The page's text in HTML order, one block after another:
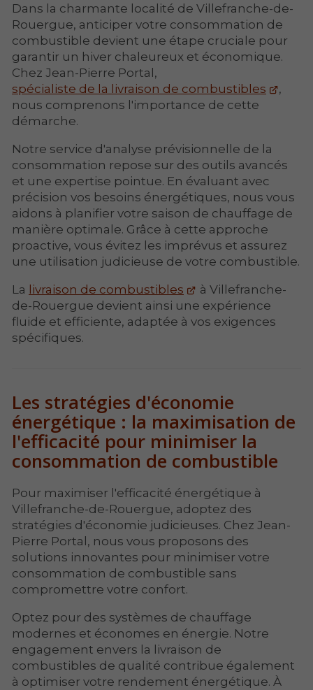
Dans la charmante localité de Villefranche-de-
Rouergue, anticiper votre consommation de
combustible devient une étape cruciale pour
garantir un hiver chaleureux et économique.
Chez Jean-Pierre Portal,
spécialiste de la livraison de combustibles
,
nous comprenons l'importance de cette
démarche.
Notre service d'analyse prévisionnelle de la
consommation repose sur des outils avancés
et une expertise pointue. En évaluant avec
précision vos besoins énergétiques, nous vous
aidons à planifier votre saison de chauffage de
manière optimale. Grâce à cette approche
proactive, vous évitez les imprévus et assurez
une utilisation judicieuse de votre combustible.
La livraison de combustibles
à Villefranche-
de-Rouergue devient ainsi une expérience
fluide et efficiente, adaptée à vos exigences
spécifiques.
Les stratégies d'économie
énergétique : la maximisation de
l'efficacité pour minimiser la
consommation de combustible
Pour maximiser l'efficacité énergétique à
Villefranche-de-Rouergue, adoptez des
stratégies d'économie judicieuses. Chez Jean-
Pierre Portal, nous vous proposons des
solutions innovantes pour minimiser votre
consommation de combustible sans
compromettre votre confort.
Optez pour des systèmes de chauffage
modernes et économes en énergie. Notre
engagement envers la livraison de
combustibles de qualité contribue également
à optimiser votre rendement énergétique. À